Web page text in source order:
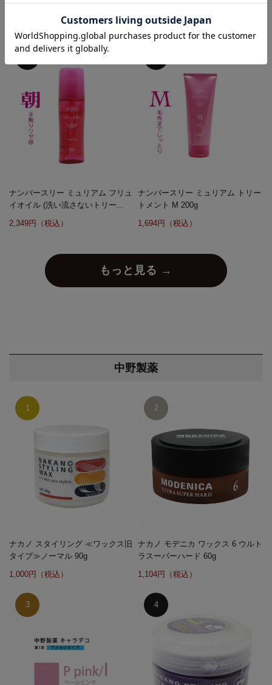
1,540円（税込）
1,540円（税込）
ナンバースリー ミュリアム フリュ
イオイル (洗い流さないトリー...
2,349円（税込）
ナンバースリー ミュリアム トリー
トメント M 200g
1,694円（税込）
もっと見る →
中野製薬
ナカノ スタイリング ≪ワックス旧
タイプ≫ノーマル 90g
1,000円（税込）
ナカノ モデニカ ワックス 6 ウルト
ラスーパーハード 60g
1,104円（税込）